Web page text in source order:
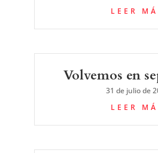
LEER
Volvemos en
31 de julio de
LEER